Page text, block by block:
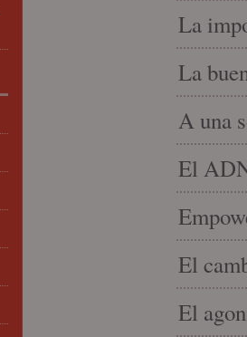
La
La
A una
El
El
El